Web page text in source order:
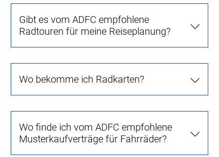
Gibt es vom ADFC empfohlene
Radtouren für meine Reiseplanung?
Wo bekomme ich Radkarten?
Wo finde ich vom ADFC empfohlene
Musterkaufverträge für Fahrräder?